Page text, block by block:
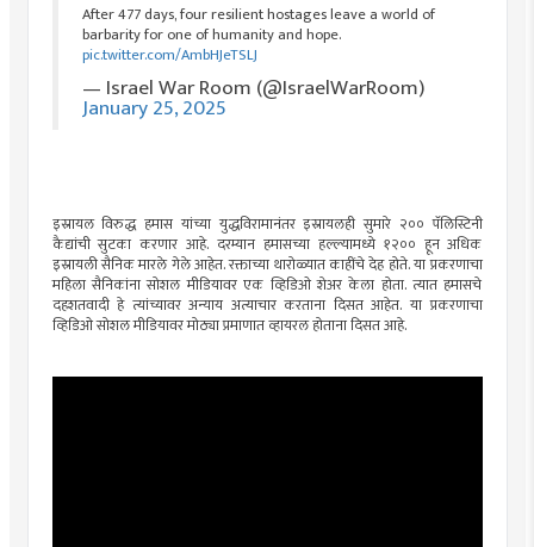
After 477 days, four resilient hostages leave a world of
barbarity for one of humanity and hope.
pic.twitter.com/AmbHJeTSLJ
— Israel War Room (@IsraelWarRoom)
January 25, 2025
इस्रायल विरुद्ध हमास यांच्या युद्धविरामानंतर इस्रायलही सुमारे २०० पॅलिस्टिनी
कैद्यांची सुटका करणार आहे. दरम्यान हमासच्या हल्ल्यामध्ये १२०० हून अधिक
इस्रायली सैनिक मारले गेले आहेत. रक्ताच्या थारोळ्यात काहींचे देह होते. या प्रकरणाचा
महिला सैनिकांना सोशल मीडियावर एक व्हिडिओ शेअर केला होता. त्यात हमासचे
दहशतवादी हे त्यांच्यावर अन्याय अत्याचार करताना दिसत आहेत. या प्रकरणाचा
व्हिडिओ सोशल मीडियावर मोठ्या प्रमाणात व्हायरल होताना दिसत आहे.